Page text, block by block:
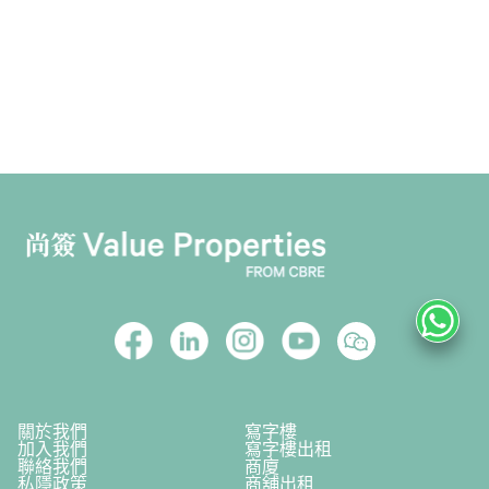
關於我們 寫字樓
加入我們 寫字樓出租
聯絡我們 商廈